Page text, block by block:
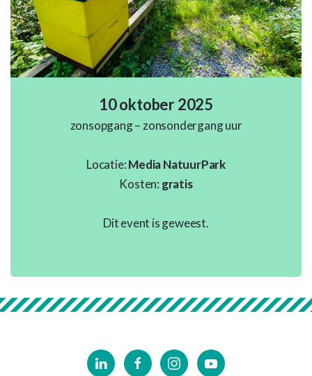
10 oktober 2025
zonsopgang – zonsondergang uur
Locatie:Media NatuurPark
Kosten: gratis
Dit event is geweest.